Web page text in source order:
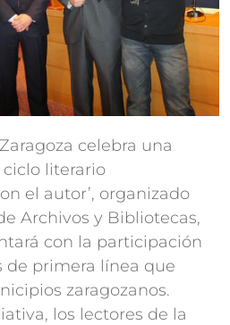
celebra una
literario
el autor’, organizado
Archivos y Bibliotecas,
con la participación
de primera línea que
zaragozanos.
los lectores de la